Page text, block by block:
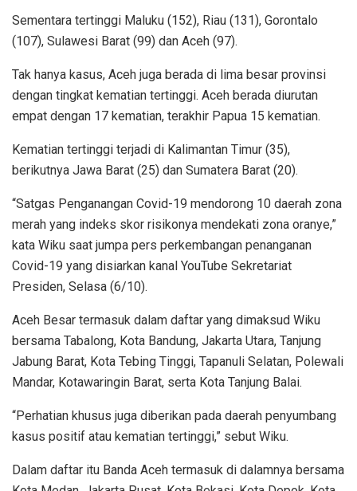
Sementara tertinggi Maluku (152), Riau (131), Gorontalo
(107), Sulawesi Barat (99) dan Aceh (97).
Tak hanya kasus, Aceh juga berada di lima besar provinsi
dengan tingkat kematian tertinggi. Aceh berada diurutan
empat dengan 17 kematian, terakhir Papua 15 kematian.
Kematian tertinggi terjadi di Kalimantan Timur (35),
berikutnya Jawa Barat (25) dan Sumatera Barat (20).
“Satgas Penganangan Covid-19 mendorong 10 daerah zona
merah yang indeks skor risikonya mendekati zona oranye,”
kata Wiku saat jumpa pers perkembangan penanganan
Covid-19 yang disiarkan kanal YouTube Sekretariat
Presiden, Selasa (6/10).
Aceh Besar termasuk dalam daftar yang dimaksud Wiku
bersama Tabalong, Kota Bandung, Jakarta Utara, Tanjung
Jabung Barat, Kota Tebing Tinggi, Tapanuli Selatan, Polewali
Mandar, Kotawaringin Barat, serta Kota Tanjung Balai.
“Perhatian khusus juga diberikan pada daerah penyumbang
kasus positif atau kematian tertinggi,” sebut Wiku.
Dalam daftar itu Banda Aceh termasuk di dalamnya bersama